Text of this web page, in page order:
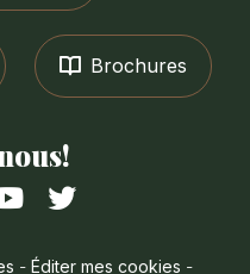
Brochures
Suivez-
sur
Suivez-
sur
- Éditer mes cookies -